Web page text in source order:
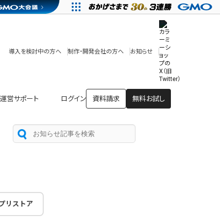
運営サポート ログイン 資料請求 無料お試し
導入を検討中の方へ 制作・開発会社の方へ お知らせ
その他
テンプレート一覧
ヘルプセンター
リストア